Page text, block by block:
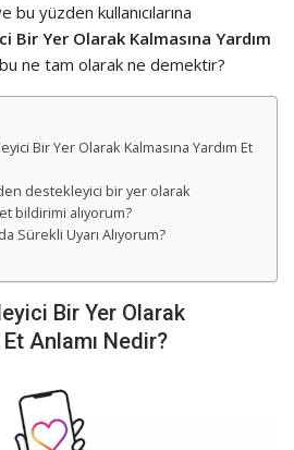
yüzden kullanıcılarına
Yer Olarak Kalmasına Yardım
ne tam olarak ne demektir?
Bir Yer Olarak Kalmasına Yardım Et
destekleyici bir yer olarak
bildirimi alıyorum?
Sürekli Uyarı Alıyorum?
Bir Yer Olarak
Anlamı Nedir?